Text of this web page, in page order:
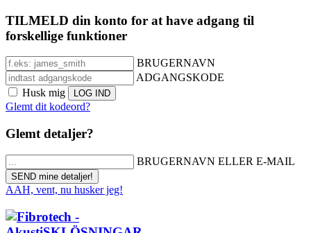
TILMELD din konto for at have adgang til
forskellige funktioner
BRUGERNAVN
ADGANGSKODE
Husk mig
Glemt dit kodeord?
Glemt detaljer?
BRUGERNAVN ELLER E-MAIL
AAH, vent, nu husker jeg!